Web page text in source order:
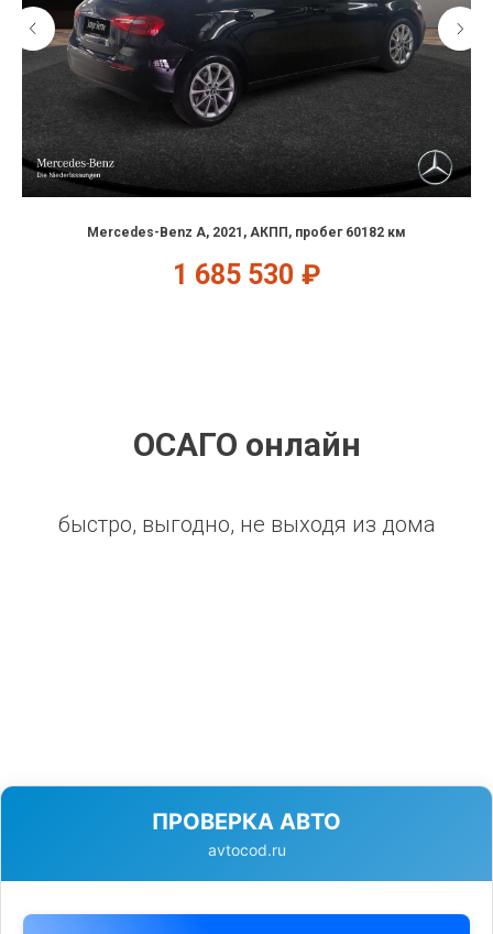
Mercedes-Benz A, 2021, АКПП, пробег 60182 км
1 685 530 ₽
ОСАГО онлайн
быстро, выгодно, не выходя из дома
ПРОВЕРКА АВТО
avtocod.ru